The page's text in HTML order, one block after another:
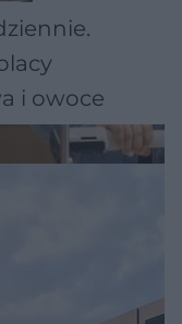
i owoce